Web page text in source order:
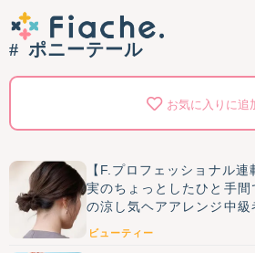
ポニーテール
お気に入りに追
【F.プロフェッショナル
実のちょっとしたひと手
の涼し気ヘアアレンジ中
ビューティー